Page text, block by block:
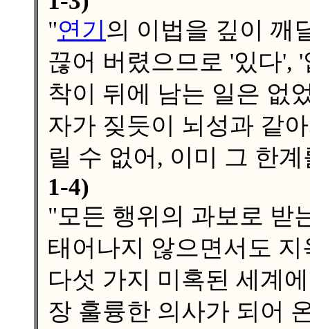
"연기의 이법을 깊이 깨
끊어 버렸으므로 '있다',
착이 뒤에 남는 일은 없
자가 짖듯이 뇌성과 같
릴 수 없어, 이미 그 한
1-4)
"모든 행위의 과보로 받
태어나지 않으면서도 지
다섯 가지 미혹된 세계
장 훌륭한 의사가 되어